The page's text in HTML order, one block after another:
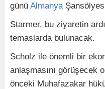
günü Almanya
Starmer, bu ziyaretin
temaslarda bulunacak.
Scholz ile önemli bir
anlaşmasını görüşecek
önceki Muhafazakar